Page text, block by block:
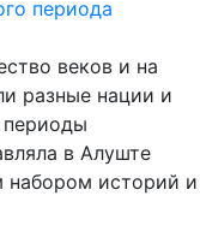
веков и на
разные нации и
в Алуште
набором историй и